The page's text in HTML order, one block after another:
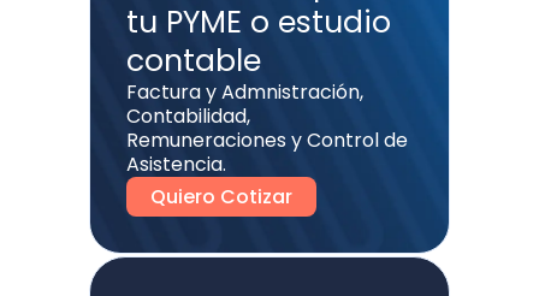
tu PYME o estudio
contable
Factura y Admnistración,
Contabilidad,
Remuneraciones y Control de
Asistencia.
Quiero Cotizar